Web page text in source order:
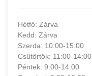
Hétfő: Zárva
Kedd: Zárva
Szerda: 10:00-15:00
Csütörtök: 11:00-14:00
Péntek: 9:00-14:00